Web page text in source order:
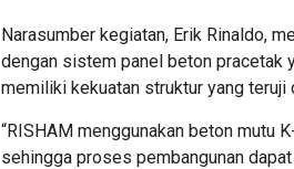
Narasumber kegiatan, Erik Rinaldo,
dengan sistem panel beton pracetak
memiliki kekuatan struktur yang
“RISHAM menggunakan beton mutu
sehingga proses pembangunan